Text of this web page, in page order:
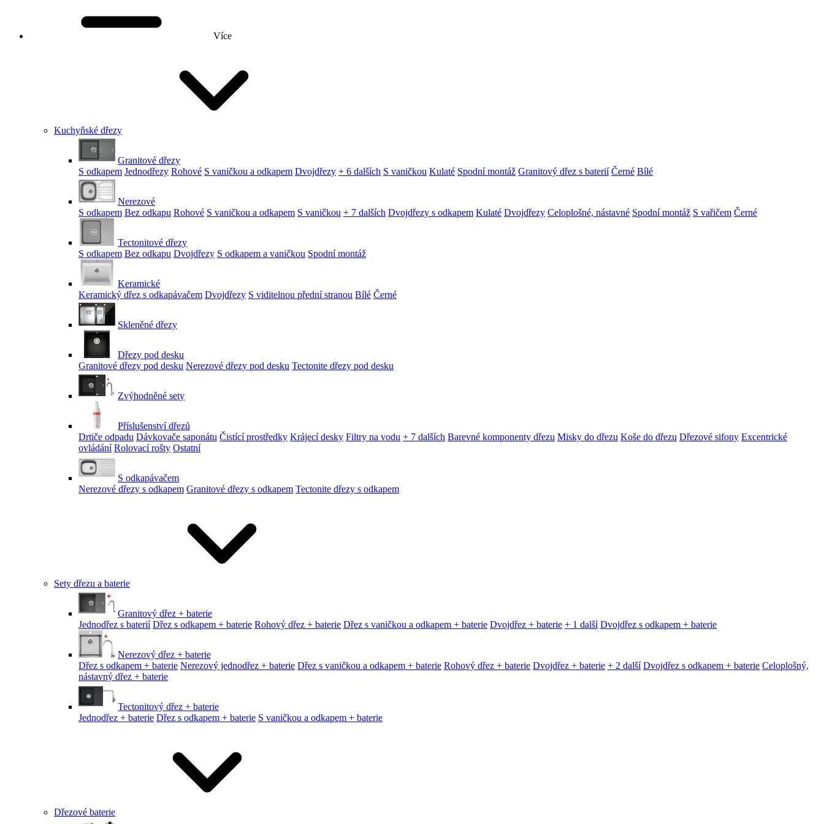
Více
Kuchyňské dřezy
Granitové dřezy
S odkapem Jednodřezy Rohové S vaničkou a odkapem Dvojdřezy + 6 dalších S vaničkou Kulaté Spodní montáž Granitový dřez s baterií Černé Bílé
Nerezové
S odkapem Bez odkapu Rohové S vaničkou a odkapem S vaničkou + 7 dalších Dvojdřezy s odkapem Kulaté Dvojdřezy Celoplošné, nástavné Spodní montáž S vařičem Černé
Tectonitové dřezy
S odkapem Bez odkapu Dvojdřezy S odkapem a vaničkou Spodní montáž
Keramické
Keramický dřez s odkapávačem Dvojdřezy S viditelnou přední stranou Bílé Černé
Skleněné dřezy
Dřezy pod desku
Granitové dřezy pod desku Nerezové dřezy pod desku Tectonite dřezy pod desku
Zvýhodněné sety
Příslušenství dřezů
Drtiče odpadu Dávkovače saponátu Čistící prostředky Krájecí desky Filtry na vodu + 7 dalších Barevné komponenty dřezu Misky do dřezu Koše do dřezu Dřezové sifony Excentrické
ovládání Rolovací rošty Ostatní
S odkapávačem
Nerezové dřezy s odkapem Granitové dřezy s odkapem Tectonite dřezy s odkapem
Sety dřezu a baterie
Granitový dřez + baterie
Jednodřez s baterií Dřez s odkapem + baterie Rohový dřez + baterie Dřez s vaničkou a odkapem + baterie Dvojdřez + baterie + 1 další Dvojdřez s odkapem + baterie
Nerezový dřez + baterie
Dřez s odkapem + baterie Nerezový jednodřez + baterie Dřez s vaničkou a odkapem + baterie Rohový dřez + baterie Dvojdřez + baterie + 2 další Dvojdřez s odkapem + baterie Celoplošný,
nástavný dřez + baterie
Tectonitový dřez + baterie
Jednodřez + baterie Dřez s odkapem + baterie S vaničkou a odkapem + baterie
Dřezové baterie